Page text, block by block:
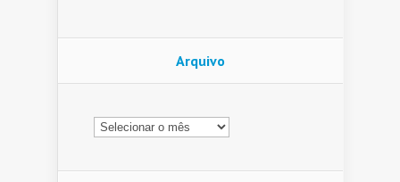
Arquivo
Arquivo